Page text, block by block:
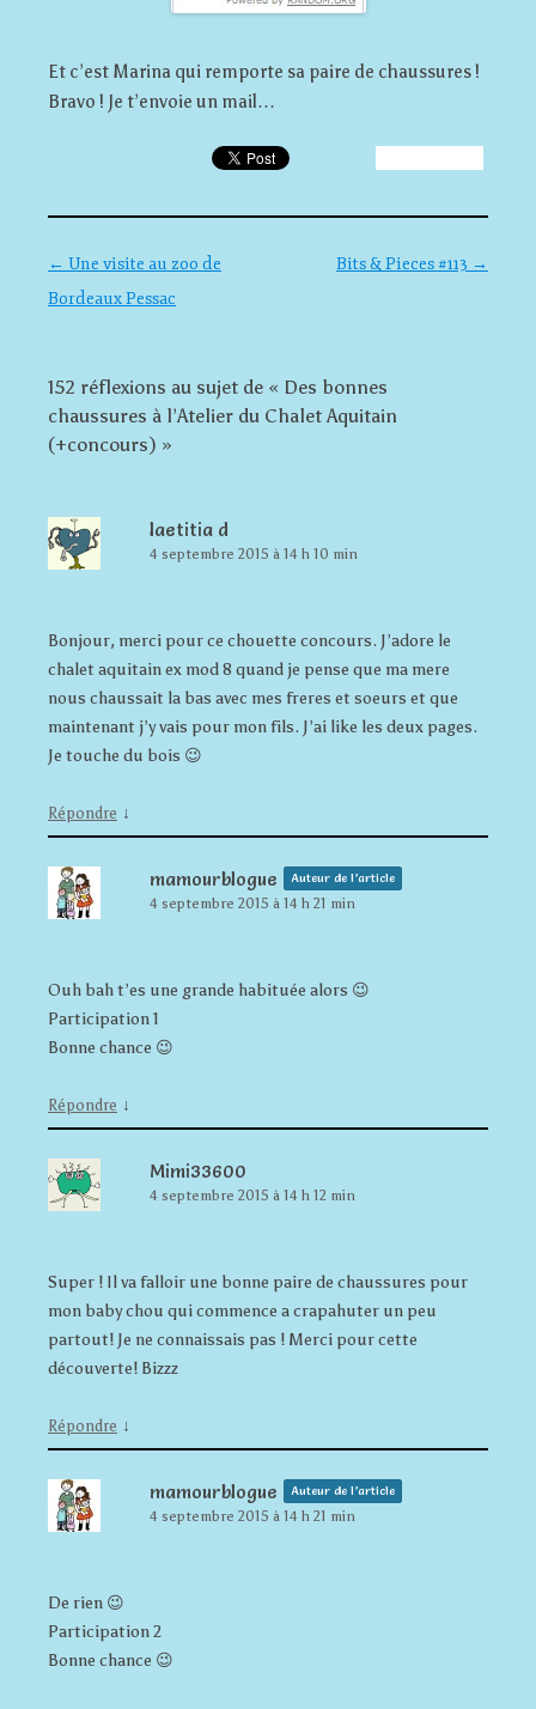
Et c’est Marina qui remporte sa paire de chaussures !
Bravo ! Je t’envoie un mail…
Navigation des articles
← Une visite au zoo de
Bordeaux Pessac
Bits & Pieces #113 →
152 réflexions au sujet de « Des bonnes
chaussures à l’Atelier du Chalet Aquitain
(+concours) »
laetitia d
4 septembre 2015 à 14 h 10 min
Bonjour, merci pour ce chouette concours. J’adore le
chalet aquitain ex mod 8 quand je pense que ma mere
nous chaussait la bas avec mes freres et soeurs et que
maintenant j’y vais pour mon fils. J’ai like les deux pages.
Je touche du bois 😉
Répondre ↓
mamourblogue Auteur de l’article
4 septembre 2015 à 14 h 21 min
Ouh bah t’es une grande habituée alors 😉
Participation 1
Bonne chance 😉
Répondre ↓
Mimi33600
4 septembre 2015 à 14 h 12 min
Super ! Il va falloir une bonne paire de chaussures pour
mon baby chou qui commence a crapahuter un peu
partout! Je ne connaissais pas ! Merci pour cette
découverte! Bizzz
Répondre ↓
mamourblogue Auteur de l’article
4 septembre 2015 à 14 h 21 min
De rien 😉
Participation 2
Bonne chance 😉